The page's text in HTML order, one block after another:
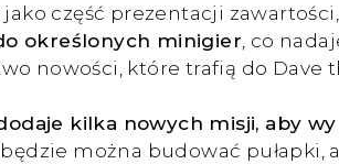
część prezentacji zawartości,
określonych minigier , co
nowości, które trafią do
kilka nowych misji, aby
będzie można budować pułapki,